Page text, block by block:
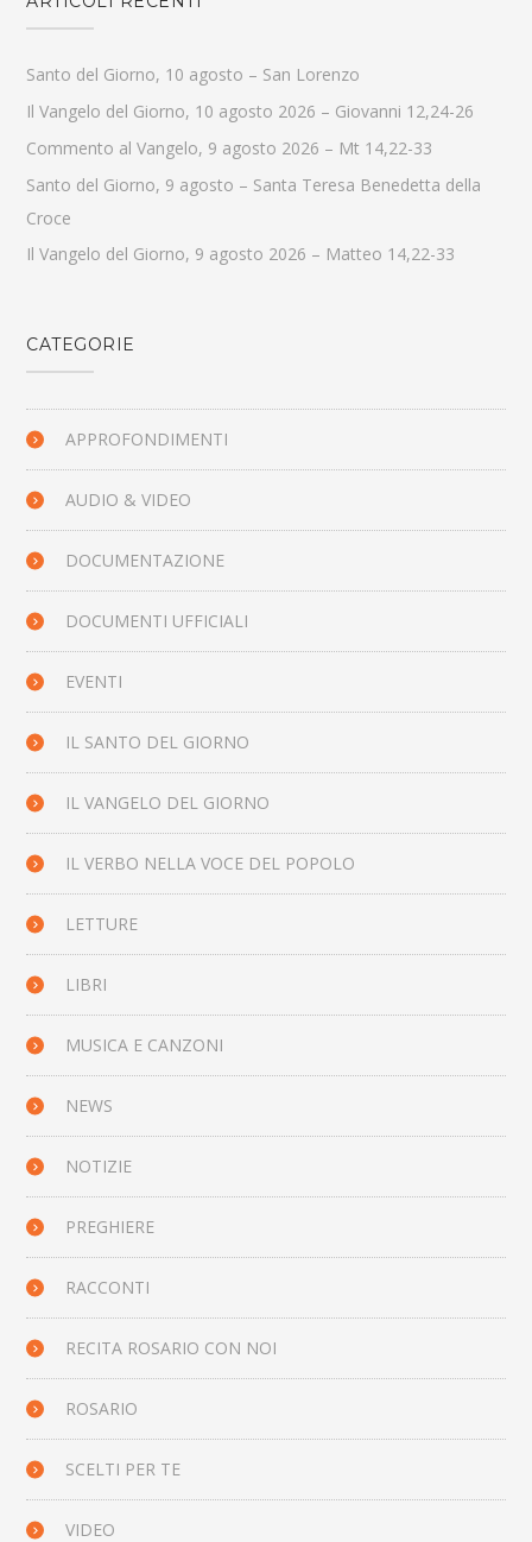
Santo del Giorno, 10 agosto – San Lorenzo
Il Vangelo del Giorno, 10 agosto 2026 – Giovanni 12,24-26
Commento al Vangelo, 9 agosto 2026 – Mt 14,22-33
Santo del Giorno, 9 agosto – Santa Teresa Benedetta della
Croce
Il Vangelo del Giorno, 9 agosto 2026 – Matteo 14,22-33
CATEGORIE
APPROFONDIMENTI
AUDIO & VIDEO
DOCUMENTAZIONE
DOCUMENTI UFFICIALI
EVENTI
IL SANTO DEL GIORNO
IL VANGELO DEL GIORNO
IL VERBO NELLA VOCE DEL POPOLO
LETTURE
LIBRI
MUSICA E CANZONI
NEWS
NOTIZIE
PREGHIERE
RACCONTI
RECITA ROSARIO CON NOI
ROSARIO
SCELTI PER TE
VIDEO